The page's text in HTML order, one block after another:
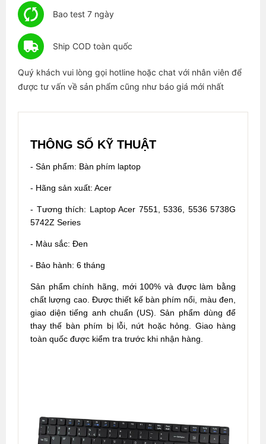
Bao test 7 ngày
Ship COD toàn quốc
Quý khách vui lòng gọi hotline hoặc chat với nhân viên để
được tư vấn về sản phẩm cũng như báo giá mới nhất
THÔNG SỐ KỸ THUẬT
- Sản phẩm: Bàn phím laptop
- Hãng sản xuất: Acer
- Tương thích: Laptop Acer 7551, 5336, 5536 5738G
5742Z Series
- Màu sắc: Đen
- Bảo hành: 6 tháng
Sản phẩm chính hãng, mới 100% và được làm bằng
chất lượng cao. Được thiết kế bàn phím nổi, màu đen,
giao diện tiếng anh chuẩn (US). Sản phẩm dùng để
thay thế bàn phím bị lỗi, nứt hoặc hỏng. Giao hàng
toàn quốc được kiểm tra trước khi nhận hàng.